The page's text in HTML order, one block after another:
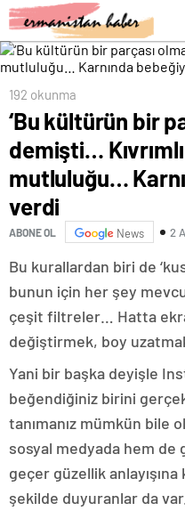
bebeğiyle poz verdi
192 okunma
‘Bu kültürün bir
demişti…
mutluluğu…
verdi
ABONE OL News 2
Bu kurallardan biri de
bunun için her şey
çeşit filtreler… Hatta
değiştirmek, boy
Yani bir başka deyişle
beğendiğiniz birini
tanımanız mümkün bile
sosyal medyada hem
geçer güzellik anlayışına
şekilde duyuranlar da var.
sokakta kaldı!